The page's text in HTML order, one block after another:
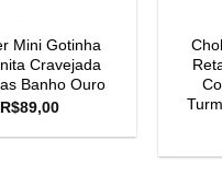
Mini Gotinha
Cravejada
Banho Ouro
R$89,00